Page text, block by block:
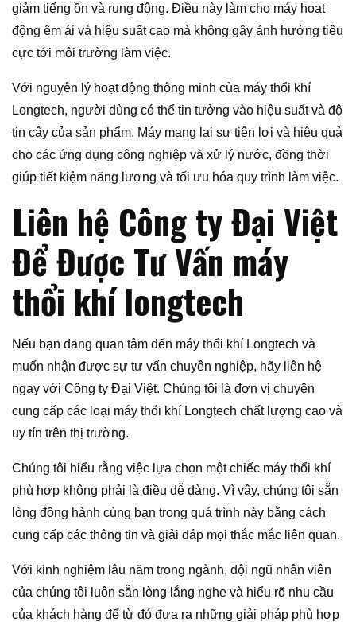
giảm tiếng ồn và rung động. Điều này làm cho máy hoạt
động êm ái và hiệu suất cao mà không gây ảnh hưởng tiêu
cực tới môi trường làm việc.
Với nguyên lý hoạt động thông minh của máy thổi khí
Longtech, người dùng có thể tin tưởng vào hiệu suất và độ
tin cậy của sản phẩm. Máy mang lại sự tiện lợi và hiệu quả
cho các ứng dụng công nghiệp và xử lý nước, đồng thời
giúp tiết kiệm năng lượng và tối ưu hóa quy trình làm việc.
Liên hệ Công ty Đại Việt
Để Được Tư Vấn máy
thổi khí longtech
Nếu bạn đang quan tâm đến máy thổi khí Longtech và
muốn nhận được sự tư vấn chuyên nghiệp, hãy liên hệ
ngay với Công ty Đại Việt. Chúng tôi là đơn vị chuyên
cung cấp các loại máy thổi khí Longtech chất lượng cao và
uy tín trên thị trường.
Chúng tôi hiểu rằng việc lựa chọn một chiếc máy thổi khí
phù hợp không phải là điều dễ dàng. Vì vậy, chúng tôi sẵn
lòng đồng hành cùng bạn trong quá trình này bằng cách
cung cấp các thông tin và giải đáp mọi thắc mắc liên quan.
Với kinh nghiệm lâu năm trong ngành, đội ngũ nhân viên
của chúng tôi luôn sẵn lòng lắng nghe và hiểu rõ nhu cầu
của khách hàng để từ đó đưa ra những giải pháp phù hợp